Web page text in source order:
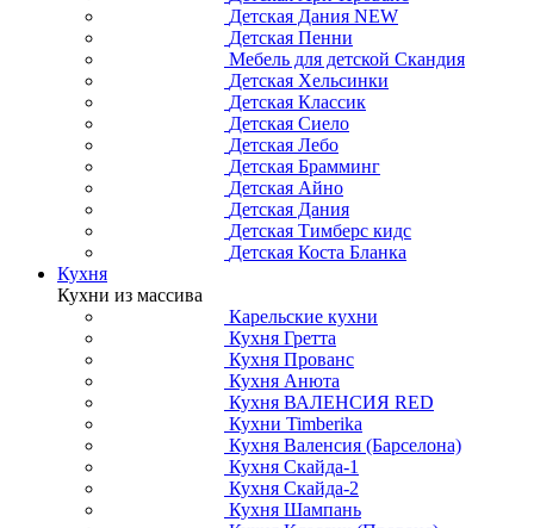
Детская Дания NEW
Детская Пенни
Мебель для детской Скандия
Детская Хельсинки
Детская Классик
Детская Сиело
Детская Лебо
Детская Брамминг
Детская Айно
Детская Дания
Детская Тимберс кидс
Детская Коста Бланка
Кухня
Кухни из массива
Карельские кухни
Кухня Гретта
Кухня Прованс
Кухня Анюта
Кухня ВАЛЕНСИЯ RED
Кухни Timberika
Кухня Валенсия (Барселона)
Кухня Скайда-1
Кухня Скайда-2
Кухня Шампань